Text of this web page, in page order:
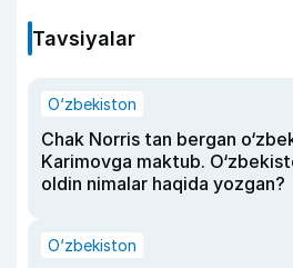
Tavsiyalar
O‘zbekiston
Chak Norris tan bergan
Karimovga maktub.
oldin nimalar haqida yozgan?
O‘zbekiston